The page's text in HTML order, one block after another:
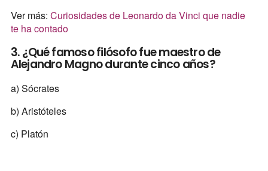
Ver más: Curiosidades de Leonardo da Vinci que nadie
te ha contado
3. ¿Qué famoso filósofo fue maestro de
Alejandro Magno durante cinco años?
a) Sócrates
b) Aristóteles
c) Platón